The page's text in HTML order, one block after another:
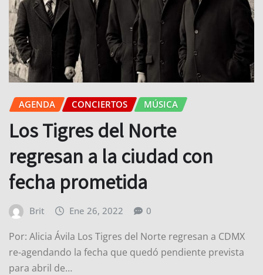
AGENDA CONCIERTOS MÚSICA
Los Tigres del Norte
regresan a la ciudad con
fecha prometida
Brit Ene 26, 2022 0
Por: Alicia Ávila Los Tigres del Norte regresan a CDMX
re-agendando la fecha que quedó pendiente prevista
para abril de…